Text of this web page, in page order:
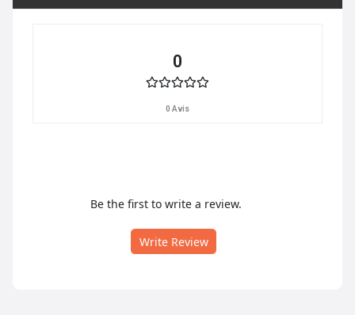
0
0 Avis
Be the first to write a review.
Write Review